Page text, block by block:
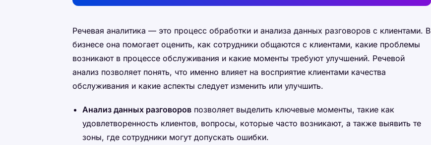
Речевая аналитика — это процесс обработки и анализа данных разговоров с клиентами. В
бизнесе она помогает оценить, как сотрудники общаются с клиентами, какие проблемы
возникают в процессе обслуживания и какие моменты требуют улучшений. Речевой
анализ позволяет понять, что именно влияет на восприятие клиентами качества
обслуживания и какие аспекты следует изменить или улучшить.
Анализ данных разговоров позволяет выделить ключевые моменты, такие как
удовлетворенность клиентов, вопросы, которые часто возникают, а также выявить те
зоны, где сотрудники могут допускать ошибки.